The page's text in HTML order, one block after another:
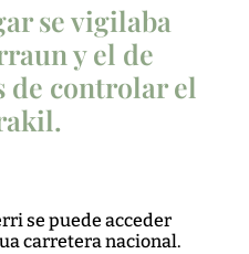
se vigilaba
y el de
de controlar el
se puede acceder
carretera nacional.